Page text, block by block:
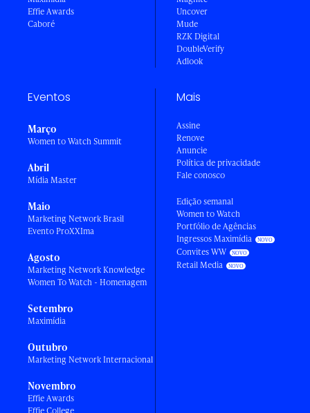
Effie Awards
Caboré
Uncover
Mude
RZK Digital
DoubleVerify
Adlook
Eventos
Março
Women to Watch Summit
Abril
Mídia Master
Maio
Marketing Network Brasil
Evento ProXXIma
Agosto
Marketing Network Knowledge
Women To Watch - Homenagem
Setembro
Maximídia
Outubro
Marketing Network Internacional
Novembro
Effie Awards
Mais
Assine
Renove
Anuncie
Política de privacidade
Fale conosco
Edição semanal
Women to Watch
Portfólio de Agências
Ingressos Maximídia
Convites WW
Retail Media